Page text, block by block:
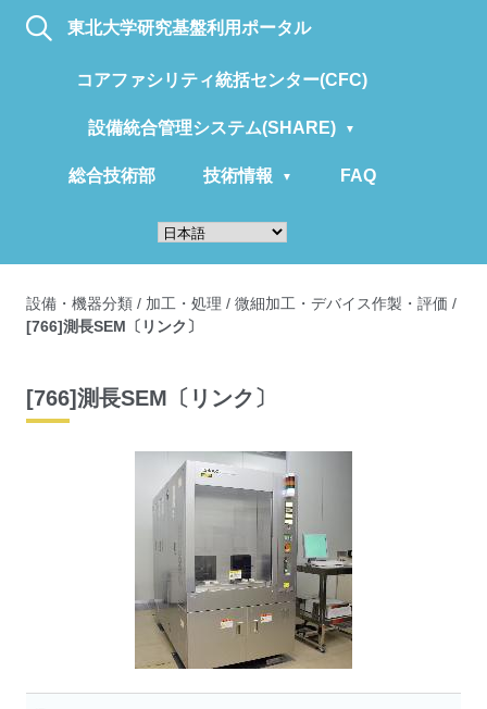
東北大学研究基盤利用ポータル
コアファシリティ統括センター(CFC)
設備統合管理システム(SHARE)
総合技術部 技術情報 FAQ
設備・機器分類 / 加工・処理 / 微細加工・デバイス作製・評価 /
[766]測長SEM〔リンク〕
[766]測長SEM〔リンク〕